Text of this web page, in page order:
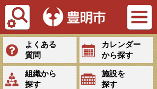
Tiếng Việt
よくある
質問
カレンダー
から探す
組織から
探す
施設を
探す